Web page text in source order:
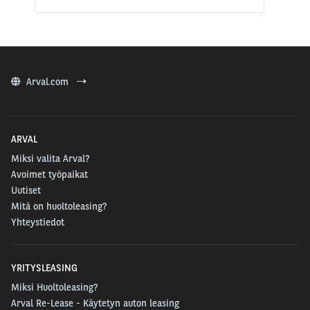
Arval.com
ARVAL
Miksi valita Arval?
Avoimet työpaikat
Uutiset
Mitä on huoltoleasing?
Yhteystiedot
YRITYSLEASING
Miksi Huoltoleasing?
Arval Re-Lease - Käytetyn auton leasing